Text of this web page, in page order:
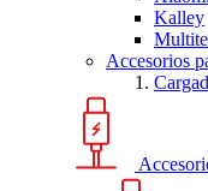
Kalley
Accesorios